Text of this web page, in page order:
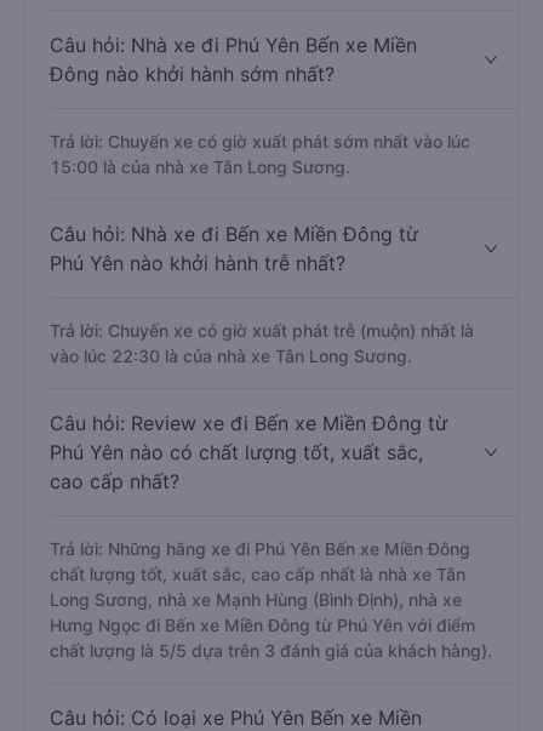
Câu hỏi: Nhà xe đi Phú Yên Bến xe Miền
Đông nào khởi hành sớm nhất?
Trả lời: Chuyến xe có giờ xuất phát sớm nhất vào lúc
15:00 là của nhà xe Tân Long Sương.
Câu hỏi: Nhà xe đi Bến xe Miền Đông từ
Phú Yên nào khởi hành trễ nhất?
Trả lời: Chuyến xe có giờ xuất phát trễ (muộn) nhất là
vào lúc 22:30 là của nhà xe Tân Long Sương.
Câu hỏi: Review xe đi Bến xe Miền Đông từ
Phú Yên nào có chất lượng tốt, xuất sắc,
cao cấp nhất?
Trả lời: Những hãng xe đi Phú Yên Bến xe Miền Đông
chất lượng tốt, xuất sắc, cao cấp nhất là nhà xe Tân
Long Sương, nhà xe Mạnh Hùng (Bình Định), nhà xe
Hưng Ngọc đi Bến xe Miền Đông từ Phú Yên với điểm
chất lượng là 5/5 dựa trên 3 đánh giá của khách hàng).
Câu hỏi: Có loại xe Phú Yên Bến xe Miền